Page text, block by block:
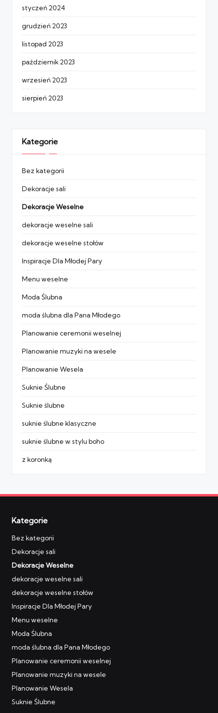
styczeń 2024
grudzień 2023
listopad 2023
październik 2023
wrzesień 2023
sierpień 2023
Kategorie
Bez kategorii
Dekoracje sali
Dekoracje Weselne
dekoracje weselne sali
dekoracje weselne stołów
Inspiracje Dla Młodej Pary
Menu weselne
Moda Ślubna
moda ślubna dla Pana Młodego
Planowanie ceremonii weselnej
Planowanie muzyki na wesele
Planowanie Wesela
Suknie Ślubne
Suknie ślubne
suknie ślubne klasyczne
suknie ślubne w stylu boho
z koronką
Kategorie
Bez kategorii
Dekoracje sali
Dekoracje Weselne
dekoracje weselne sali
dekoracje weselne stołów
Inspiracje Dla Młodej Pary
Menu weselne
Moda Ślubna
moda ślubna dla Pana Młodego
Planowanie ceremonii weselnej
Planowanie muzyki na wesele
Planowanie Wesela
Suknie Ślubne